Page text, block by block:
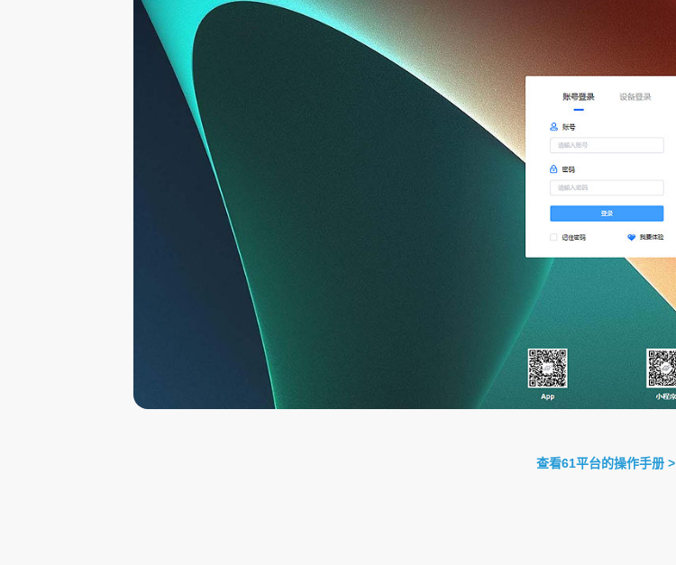
查看61平台的操作手册 >